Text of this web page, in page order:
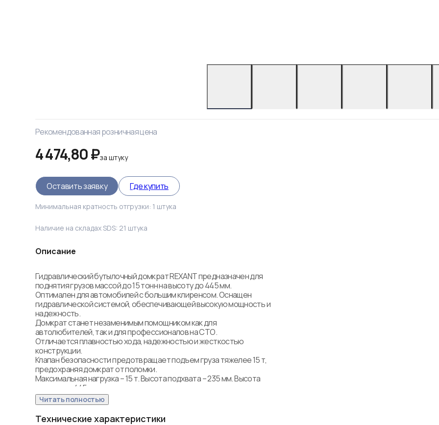
Рекомендованная розничная цена
4 474,80 ₽за штуку
Оставить заявку Где купить
Минимальная кратность отгрузки: 1 штука
Наличие на складах SDS: 21 штука
Описание
Гидравлический бутылочный домкрат REXANT предназначен для
поднятия грузов массой до 15 тонн на высоту до 445 мм.
Оптимален для автомобилей с большим клиренсом. Оснащен
гидравлической системой, обеспечивающей высокую мощность и
надежность.
Домкрат станет незаменимым помощником как для
автолюбителей, так и для профессионалов на СТО.
Отличается плавностью хода, надежностью и жесткостью
конструкции.
Клапан безопасности предотвращает подъем груза тяжелее 15 т,
предохраняя домкрат от поломки.
Максимальная нагрузка – 15 т. Высота подхвата – 235 мм. Высота
подъема – 445 мм.
Материал корпуса – сталь, чугун.
Читать полностью
Технические характеристики